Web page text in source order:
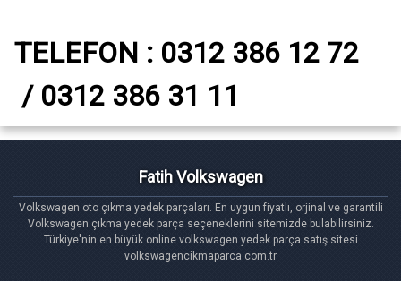
TELEFON : 0312 386 12 72
/ 0312 386 31 11
Fatih Volkswagen
Volkswagen oto çıkma yedek parçaları. En uygun fiyatlı, orjinal ve garantili
Volkswagen çıkma yedek parça seçeneklerini sitemizde bulabilirsiniz.
Türkiye'nin en büyük online volkswagen yedek parça satış sitesi
volkswagencikmaparca.com.tr